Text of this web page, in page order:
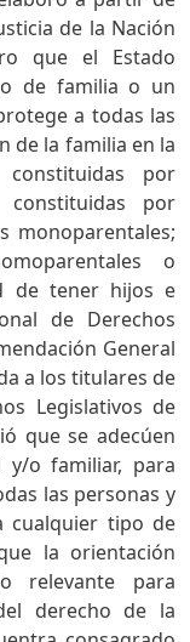
de la Nación
que el Estado
de familia o un
a todas las
de la familia en la
por
por
monoparentales;
o
de tener hijos e
de Derechos
General
a los titulares de
Legislativos de
que se adecúen
y/o familiar, para
las personas y
cualquier tipo de
la orientación
relevante para
derecho de la